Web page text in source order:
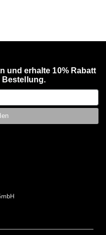
und erhalte 10% Rabatt
Bestellung.